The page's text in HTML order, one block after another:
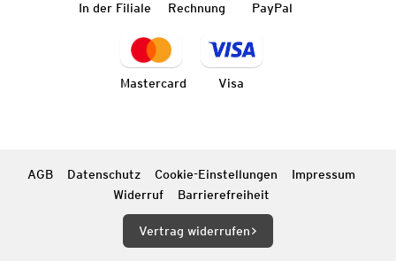
In der Filiale Rechnung PayPal
Mastercard Visa
AGB Datenschutz Cookie-Einstellungen
Impressum
Widerruf
Barrierefreiheit
Vertrag widerrufen